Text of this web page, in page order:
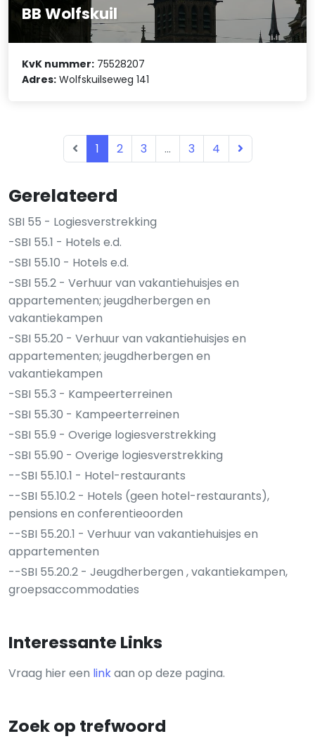
Gerelateerd
SBI 55 - Logiesverstrekking
-SBI 55.1 - Hotels e.d.
-SBI 55.10 - Hotels e.d.
-SBI 55.2 - Verhuur van vakantiehuisjes en
appartementen; jeugdherbergen en
vakantiekampen
-SBI 55.20 - Verhuur van vakantiehuisjes en
appartementen; jeugdherbergen en
vakantiekampen
-SBI 55.3 - Kampeerterreinen
-SBI 55.30 - Kampeerterreinen
-SBI 55.9 - Overige logiesverstrekking
-SBI 55.90 - Overige logiesverstrekking
--SBI 55.10.1 - Hotel-restaurants
--SBI 55.10.2 - Hotels (geen hotel-restaurants),
pensions en conferentieoorden
--SBI 55.20.1 - Verhuur van vakantiehuisjes en
appartementen
--SBI 55.20.2 - Jeugdherbergen , vakantiekampen,
groepsaccommodaties
Interessante Links
Vraag hier een linkaan op deze pagina.
Zoek op trefwoord
BB Wolfskuil
KvK nummer: 75528207
Adres: Wolfskuilseweg 141
1 2 3 ... 3 4